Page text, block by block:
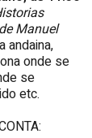
Manuel
andaina,
onde se
se
etc.